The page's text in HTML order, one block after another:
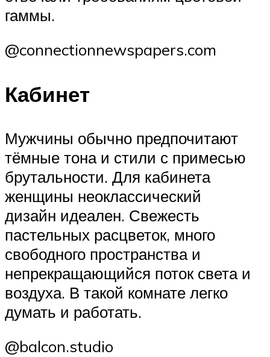
гаммы.
@connectionnewspapers.com
Кабинет
Мужчины обычно предпочитают
тёмные тона и стили с примесью
брутальности. Для кабинета
женщины неоклассический
дизайн идеален. Свежесть
пастельных расцветок, много
свободного пространства и
непрекращающийся поток света и
воздуха. В такой комнате легко
думать и работать.
@balcon.studio